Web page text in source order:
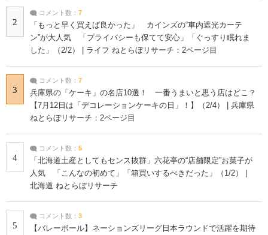
2
コメント数： 7
「もっと早く買えば良かった」 カインズの“車内遮光カーテ
ン”が大人気 「プライバシーも保てて安心」「ぐっすり眠れま
した」（2/2） | ライフ ねとらぼリサーチ：2ページ目
3
コメント数： 7
兵庫県の「ケーキ」の名店10選！ 一番うまいと思う店はどこ？
【7月12日は「デコレーションケーキの日」！】（2/4） | 兵庫県
ねとらぼリサーチ：2ページ目
4
コメント数： 5
「北海道土産としてもセンス抜群」六花亭の“店舗限定”お菓子が
人気 「こんなの初めて」「箱買いするべきだった」（1/2） |
北海道 ねとらぼリサーチ
5
コメント数： 3
【バレーボール】ネーションズリーグ日本ラウンドで活躍を期待